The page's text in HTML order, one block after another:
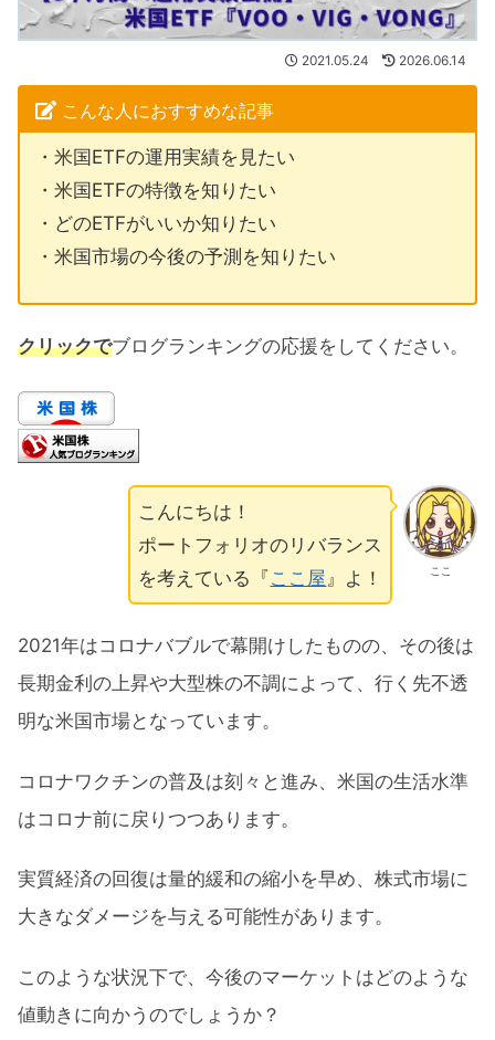
2021.05.24 2026.06.14
こんな人におすすめな記事
・米国ETFの運用実績を見たい
・米国ETFの特徴を知りたい
・どのETFがいいか知りたい
・米国市場の今後の予測を知りたい
クリックでブログランキングの応援をしてください。
ここ
こんにちは！
ポートフォリオのリバランス
を考えている『 ここ屋』よ！
2021年はコロナバブルで幕開けしたものの、その後は
長期金利の上昇や大型株の不調によって、行く先不透
明な米国市場となっています。
コロナワクチンの普及は刻々と進み、米国の生活水準
はコロナ前に戻りつつあります。
実質経済の回復は量的緩和の縮小を早め、株式市場に
大きなダメージを与える可能性があります。
このような状況下で、今後のマーケットはどのような
値動きに向かうのでしょうか？